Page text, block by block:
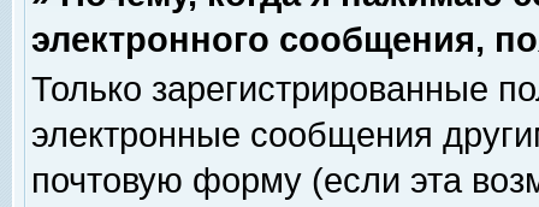
электронного сообщения,
Только зарегистрированные
электронные сообщения
почтовую форму (если эта